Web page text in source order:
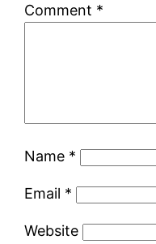
Comment *
Name *
Email *
Website